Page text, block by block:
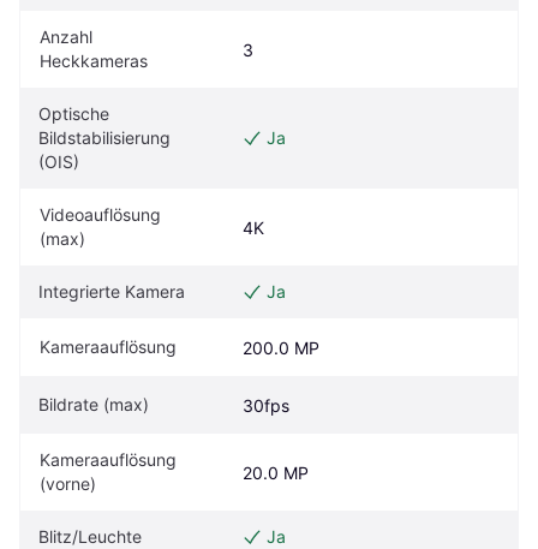
Anzahl
Heckkameras
3
Optische
Bildstabilisierung
(OIS)
Ja
Videoauflösung
(max)
4K
Integrierte Kamera Ja
Kameraauflösung 200.0 MP
Bildrate (max) 30fps
Kameraauflösung
(vorne)
20.0 MP
Blitz/Leuchte Ja